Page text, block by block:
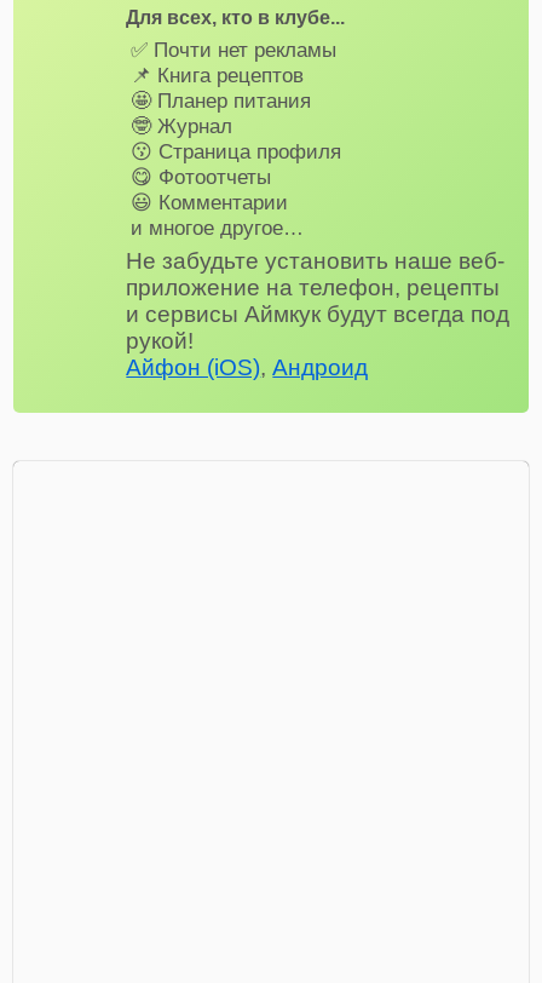
Для всех, кто в клубе...
✅ Почти нет рекламы
📌 Книга рецептов
🤩 Планер питания
🤓 Журнал
😗 Страница профиля
😋 Фотоотчеты
😃 Комментарии
и многое другое…
Не забудьте установить наше веб-
приложение на телефон, рецепты
и сервисы Аймкук будут всегда под
рукой!
Айфон (iOS),Андроид